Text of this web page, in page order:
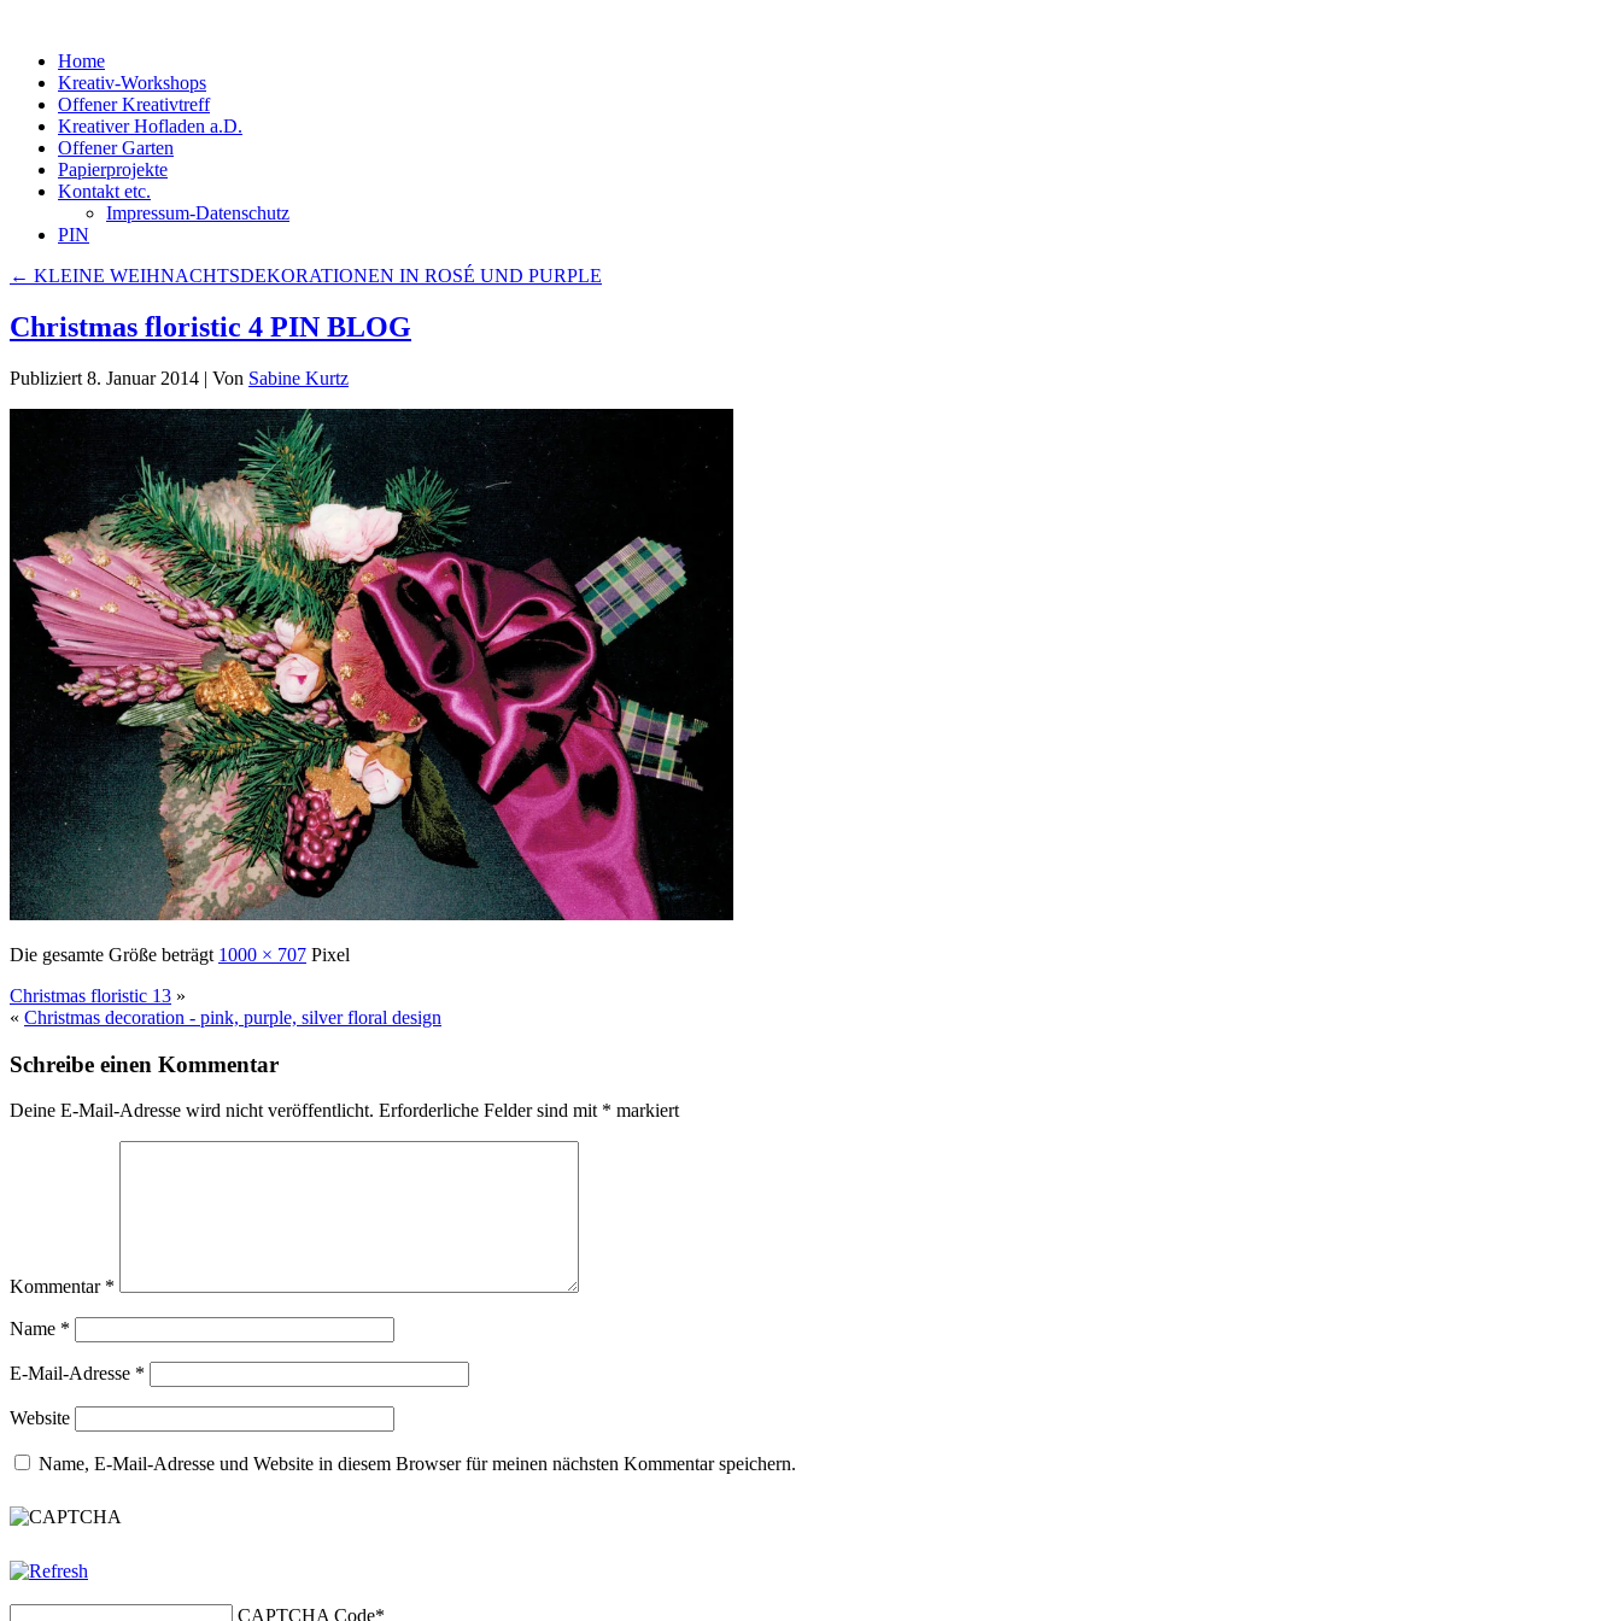
Home
Kreativ-Workshops
Offener Kreativtreff
Kreativer Hofladen a.D.
Offener Garten
Papierprojekte
Kontakt etc.
Impressum-Datenschutz
PIN
← KLEINE WEIHNACHTSDEKORATIONEN IN ROSÉ UND PURPLE
Christmas floristic 4 PIN BLOG
Publiziert 8. Januar 2014 | Von Sabine Kurtz
Die gesamte Größe beträgt 1000 × 707 Pixel
Christmas floristic 13 »
« Christmas decoration - pink, purple, silver floral design
Schreibe einen Kommentar
Deine E-Mail-Adresse wird nicht veröffentlicht. Erforderliche Felder sind mit * markiert
Kommentar *
Name *
E-Mail-Adresse *
Website
Name, E-Mail-Adresse und Website in diesem Browser für meinen nächsten Kommentar speichern.
CAPTCHA Code*